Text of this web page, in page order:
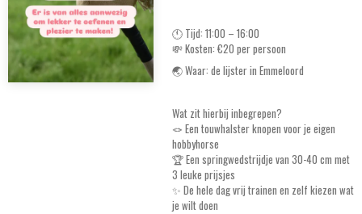
🕚 Tijd: 11:00 – 16:00
💸 Kosten: €20 per persoon
🌏 Waar: de lijster in Emmeloord
Wat zit hierbij inbegrepen?
🪢 Een touwhalster knopen voor je eigen
hobbyhorse
🏆 Een springwedstrijdje van 30-40 cm met
3 leuke prijsjes
✨ De hele dag vrij trainen en zelf kiezen wat
je wilt doen